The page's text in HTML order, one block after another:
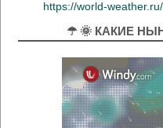
https://world-
☂ 🌞 КАКИЕ